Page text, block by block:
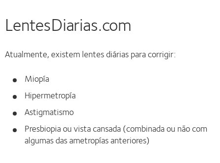
LentesDiarias.com
Atualmente, existem lentes diárias para corrigir:
Miopía
Hipermetropía
Astigmatismo
Presbiopia ou vista cansada (combinada ou não com
algumas das ametropías anteriores)